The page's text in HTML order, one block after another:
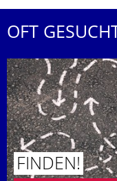
OFT GESUCHT
FINDEN!